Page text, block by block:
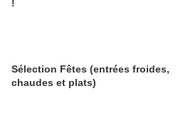
!
Sélection Fêtes (entrées froides,
chaudes et plats)